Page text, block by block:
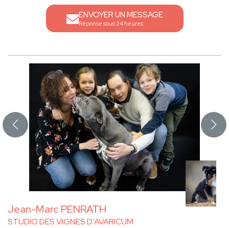
ENVOYER UN MESSAGE
Réponse sous 24 heures
Jean-Marc PENRATH
STUDIO DES VIGNES D'AVARICUM